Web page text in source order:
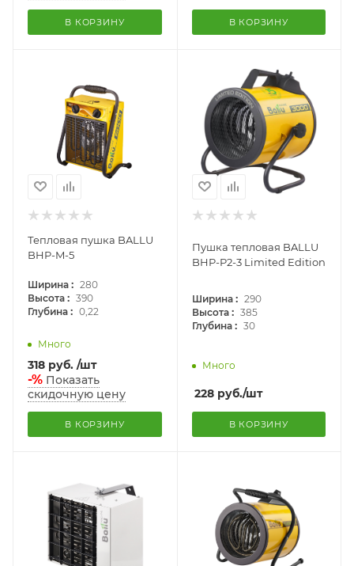
В КОРЗИНУ В КОРЗИНУ
Тепловая пушка BALLU
BHP-M-5
Ширина : 280
Высота : 390
Глубина : 0,22
Много
318 руб. /шт
-% Показать
скидочную цену
В КОРЗИНУ
Пушка тепловая BALLU
BHP-P2-3 Limited Edition
Ширина : 290
Высота : 385
Глубина : 30
Много
228руб./шт
В КОРЗИНУ